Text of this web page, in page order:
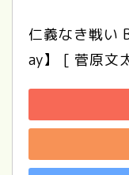
仁義なき戦い
ay】 [ 菅原文